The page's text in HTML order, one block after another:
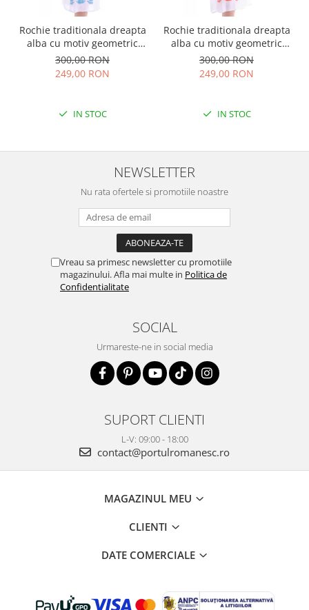
Rochie traditionala dreapta
alba cu motiv geometric
albastru Tania
300,00 RON
249,00 RON
IN STOC
Rochie traditionala dreapta
alba cu motiv geometric
rosu Doina
300,00 RON
249,00 RON
IN STOC
NEWSLETTER
Nu rata ofertele si promotiile noastre
Vreau sa primesc newsletter cu promotiile
magazinului. Afla mai multe in Politica de
Confidentialitate
SOCIAL
Urmareste-ne in social media
SUPORT CLIENTI
L-V: 09:00 - 18:00
contact@portulromanesc.ro
MAGAZINUL MEU
CLIENTI
DATE COMERCIALE